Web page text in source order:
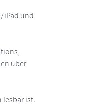
iPad und
über
lesbar ist.